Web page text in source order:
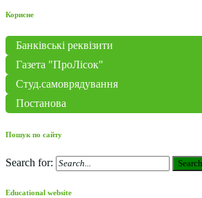
Корисне
Банківські реквізити
Газета "ПроЛісок"
Студ.самоврядування
Постанова
Пошук по сайту
Search for: Search
Educational website